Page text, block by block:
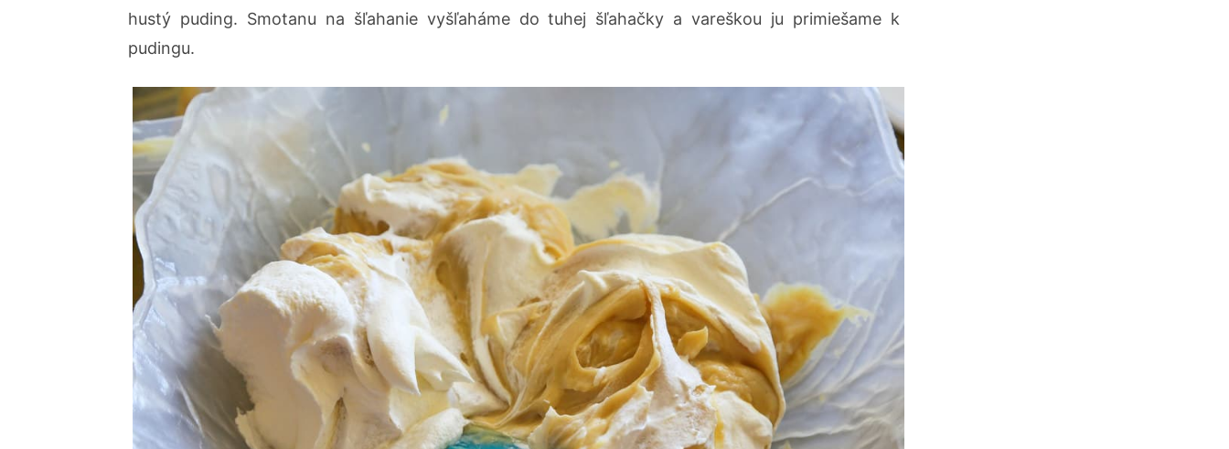
hustý puding. Smotanu na šľahanie vyšľaháme do tuhej šľahačky a vareškou ju primiešame k
pudingu.